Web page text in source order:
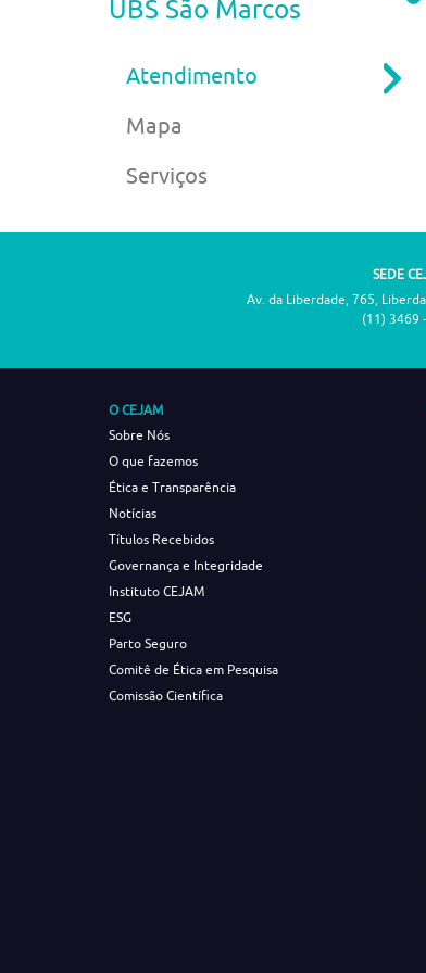
UBS São Marcos
Atendimento
Mapa
Serviços
SEDE
Av. da Liberdade, 765,
(11) 3469
O CEJAM
Sobre Nós
O que fazemos
Ética e Transparência
Notícias
Títulos Recebidos
Governança e Integridade
Instituto CEJAM
ESG
Parto Seguro
Comitê de Ética em Pesquisa
Comissão Científica